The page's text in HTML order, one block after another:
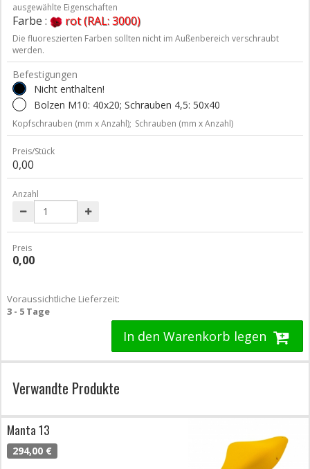
ausgewählte Eigenschaften
Farbe : rot (RAL: 3000)
Die fluoreszierten Farben sollten nicht im Außenbereich verschraubt
werden.
Befestigungen
Nicht enthalten!
Bolzen M10: 40x20; Schrauben 4,5: 50x40
Kopfschrauben (mm x Anzahl); Schrauben (mm x Anzahl)
Preis/Stück
0,00
Anzahl
Preis
0,00
Voraussichtliche Lieferzeit:
3 - 5 Tage
In den Warenkorb legen
Verwandte Produkte
Manta 13
294,00 €